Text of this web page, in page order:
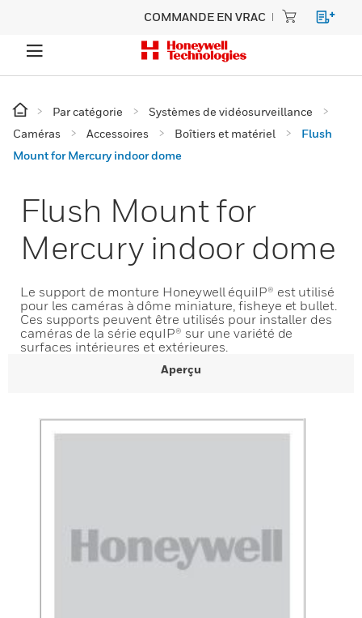
COMMANDE EN VRAC
Par catégorie
Systèmes de vidéosurveillance
Caméras
Accessoires Boîtiers et matériel
Flush
Mount for Mercury indoor dome
Flush Mount for
Mercury indoor dome
Le support de monture Honeywell équiIP® est utilisé
pour les caméras à dôme miniature, fisheye et bullet.
Ces supports peuvent être utilisés pour installer des
caméras de la série equIP® sur une variété de
surfaces intérieures et extérieures.
Aperçu